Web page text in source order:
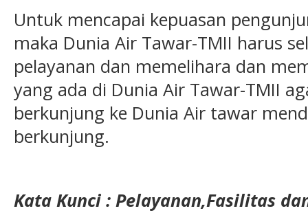
Untuk mencapai kepuasan
maka Dunia Air Tawar-TMII harus
pelayanan dan memelihara dan
yang ada di Dunia Air Tawar-TMII
berkunjung ke Dunia Air tawar
berkunjung.
Kata Kunci : Pelayanan,Fasilitas